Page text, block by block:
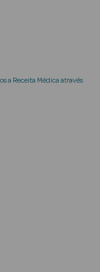
a Receita Médica através